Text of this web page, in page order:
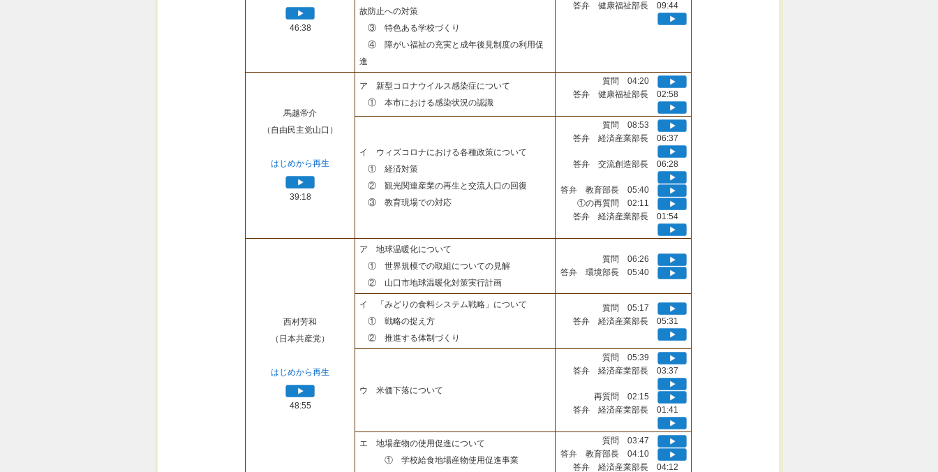
46:38
故防止への対策
③ 特色ある学校づくり
④ 障がい福祉の充実と成年後見制度の利用促
進
答弁 健康福祉部長 09:44
馬越帝介
（自由民主党山口）
はじめから再生
39:18
ア 新型コロナウイルス感染症について
① 本市における感染状況の認識
質問 04:20
答弁 健康福祉部長 02:58
イ ウィズコロナにおける各種政策について
① 経済対策
② 観光関連産業の再生と交流人口の回復
③ 教育現場での対応
質問 08:53
答弁 経済産業部長 06:37
答弁 交流創造部長 06:28
答弁 教育部長 05:40
①の再質問 02:11
答弁 経済産業部長 01:54
西村芳和
（日本共産党）
はじめから再生
48:55
ア 地球温暖化について
① 世界規模での取組についての見解
② 山口市地球温暖化対策実行計画
質問 06:26
答弁 環境部長 05:40
イ 「みどりの食料システム戦略」について
① 戦略の捉え方
② 推進する体制づくり
質問 05:17
答弁 経済産業部長 05:31
ウ 米価下落について
質問 05:39
答弁 経済産業部長 03:37
再質問 02:15
答弁 経済産業部長 01:41
エ 地場産物の使用促進について
① 学校給食地場産物使用促進事業
質問 03:47
答弁 教育部長 04:10
答弁 経済産業部長 04:12